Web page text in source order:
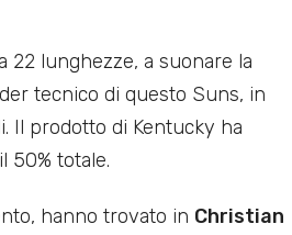
22 lunghezze, a suonare la
tecnico di questo Suns, in
Il prodotto di Kentucky ha
50% totale.
hanno trovato in Christian